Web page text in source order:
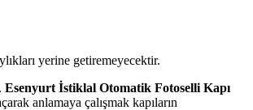
yerine getiremeyecektir.
Esenyurt İstiklal Otomatik Fotoselli Kapı
anlamaya çalışmak kapıların